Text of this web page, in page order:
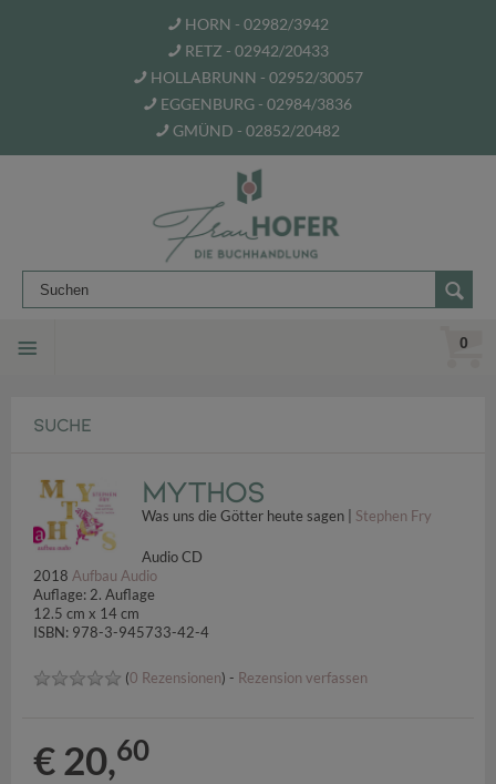
HORN - 02982/3942
RETZ - 02942/20433
HOLLABRUNN - 02952/30057
EGGENBURG - 02984/3836
GMÜND - 02852/20482
0
SUCHE
Mythos
Was uns die Götter heute sagen | Stephen Fry
Audio CD
2018 Aufbau Audio
Auflage: 2. Auflage
12.5 cm x 14 cm
ISBN: 978-3-945733-42-4
(0 Rezensionen) - Rezension verfassen
€ 20,60